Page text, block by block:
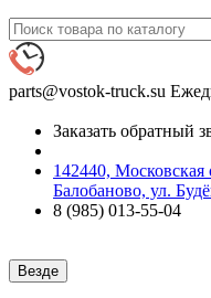
parts@vostok-truck.su
Заказать обратный
142440, Московская
Балобаново, ул.
8 (985) 013-55-04
Везде